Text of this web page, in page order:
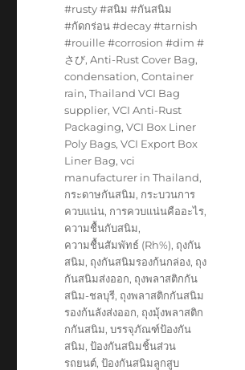
Tags
#rusty #สนิม #กันสนิม
#กัดกร่อน #decay #tarnish
#rouille #corrosion #dim #
さび,Anti-Rust Cover Bag,
condensation,Container
rain,Thailand VCI Bag
supplier,VCI Anti-Rust
Packaging,VCI Box Liner
Poly Bags,VCI Export Box
Liner Bag,vci
manufacturer in Thailand,
กระดาษกันสนิม, กระบวนการ
ควบแน่น, การควบแน่นคืออะไร,
ความชื้นกับสนิม,
ความชื้นสัมพัทธ์ (Rh%), ถุงกัน
สนิม, ถุงกันสนิมรองก้นกล่อง, ถุง
กันสนิมส่งออก, ถุงพลาสติกกัน
สนิม-ชลบุรี, ถุงพลาสติกกันสนิม
รองก้นลังส่งออก, ถุงมุ้งพลาสติก
กกันสนิม,บรรจุภัณฑ์ป้องกัน
สนิม,ป้องกันสนิมชิ้นส่วน
รถยนต์,ป้องกันสนิมลูกสูบ